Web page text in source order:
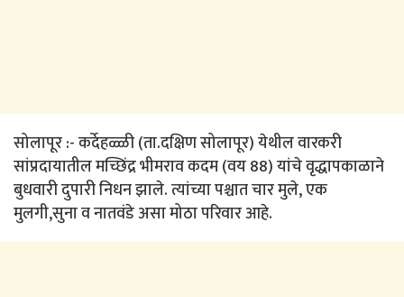
सोलापूर :- कर्देहळ्ळी (ता.दक्षिण सोलापूर) येथील वारकरी
सांप्रदायातील मच्छिंद्र भीमराव कदम (वय 88) यांचे वृद्धापकाळाने
बुधवारी दुपारी निधन झाले. त्यांच्या पश्चात चार मुले, एक
मुलगी,सुना व नातवंडे असा मोठा परिवार आहे.